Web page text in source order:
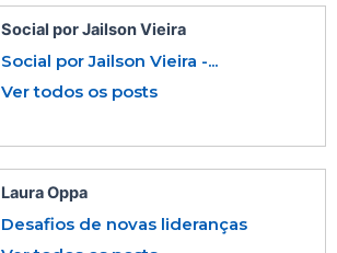
Social por Jailson Vieira
Social por Jailson Vieira -...
Ver todos os posts
Laura Oppa
Desafios de novas lideranças